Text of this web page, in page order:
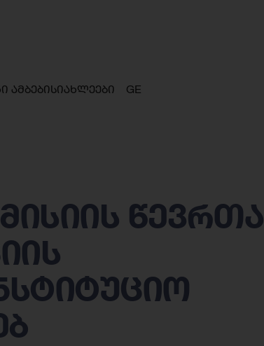
ამბებისიახლეები GE
წევრთა